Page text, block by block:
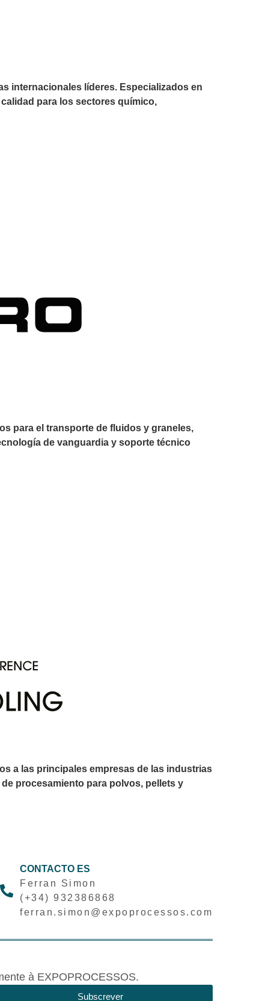
internacionales líderes. Especializados en
para los sectores químico,
para el transporte de fluidos y graneles,
de vanguardia y soporte técnico
a las principales empresas de las industrias
procesamiento para polvos, pellets y
CONTACTO ES
Ferran Simon
(+34) 932386868
ferran.simon@expoprocessos.com
à EXPOPROCESSOS.
Subscrever